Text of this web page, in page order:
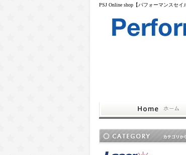
PSJ Online shop【パフォーマンスセイ